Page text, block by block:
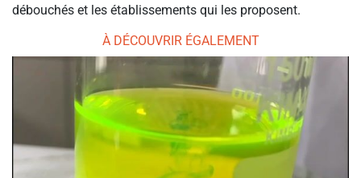
débouchés et les établissements qui les proposent.
À DÉCOUVRIR ÉGALEMENT